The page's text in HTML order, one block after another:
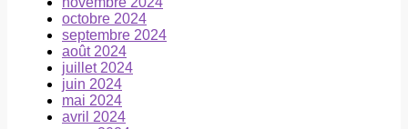
octobre 2024
septembre 2024
août 2024
juillet 2024
juin 2024
mai 2024
avril 2024